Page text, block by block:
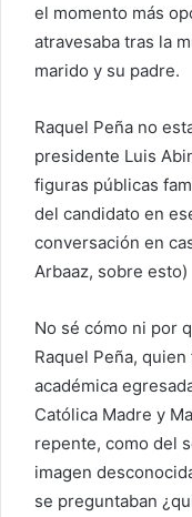
el momento más
atravesaba tras la
marido y su padre.
Raquel Peña no
presidente Luis
figuras públicas
del candidato en
conversación en
Arbaaz, sobre esto)
No sé cómo ni por
Raquel Peña,
académica
Católica Madre y
repente, como del
imagen
se preguntaban